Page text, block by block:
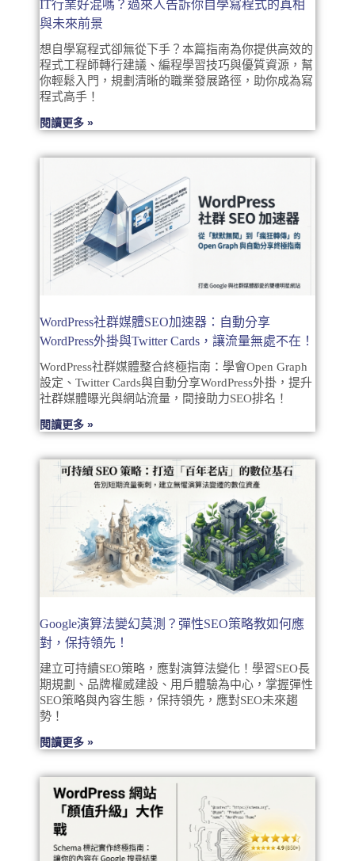
IT行業好混嗎？過來人告訴你自學寫程式的真相
與未來前景
想自學寫程式卻無從下手？本篇指南為你提供高效的
程式工程師轉行建議、編程學習技巧與優質資源，幫
你輕鬆入門，規劃清晰的職業發展路徑，助你成為寫
程式高手！
閱讀更多 »
WordPress社群媒體SEO加速器：自動分享
WordPress外掛與Twitter Cards，讓流量無處不在！
WordPress社群媒體整合終極指南：學會Open Graph
設定、Twitter Cards與自動分享WordPress外掛，提升
社群媒體曝光與網站流量，間接助力SEO排名！
閱讀更多 »
Google演算法變幻莫測？彈性SEO策略教如何應
對，保持領先！
建立可持續SEO策略，應對演算法變化！學習SEO長
期規劃、品牌權威建設、用戶體驗為中心，掌握彈性
SEO策略與內容生態，保持領先，應對SEO未來趨
勢！
閱讀更多 »